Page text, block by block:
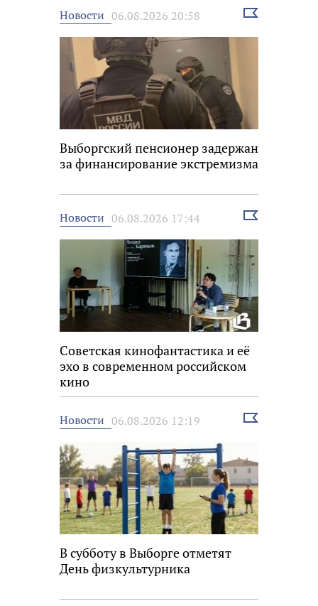
Новости 06.08.2026 20:58
Выбрать
Выборгский пенсионер задержан
за финансирование экстремизма
Новости 06.08.2026 17:44
Выбрать
Советская кинофантастика и её
эхо в современном российском
кино
Новости 06.08.2026 12:19
Выбрать
В субботу в Выборге отметят
День физкультурника